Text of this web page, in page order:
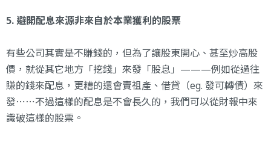
5. 避開配息來源非來自於本業獲利的股票
有些公司其實是不賺錢的，但為了讓股東開心、甚至炒高股
價，就從其它地方「挖錢」來發「股息」———例如從過往
賺的錢來配息，更糟的還會賣祖產、借貸（eg. 發可轉債）來
發⋯⋯不過這樣的配息是不會長久的，我們可以從財報中來
識破這樣的股票。